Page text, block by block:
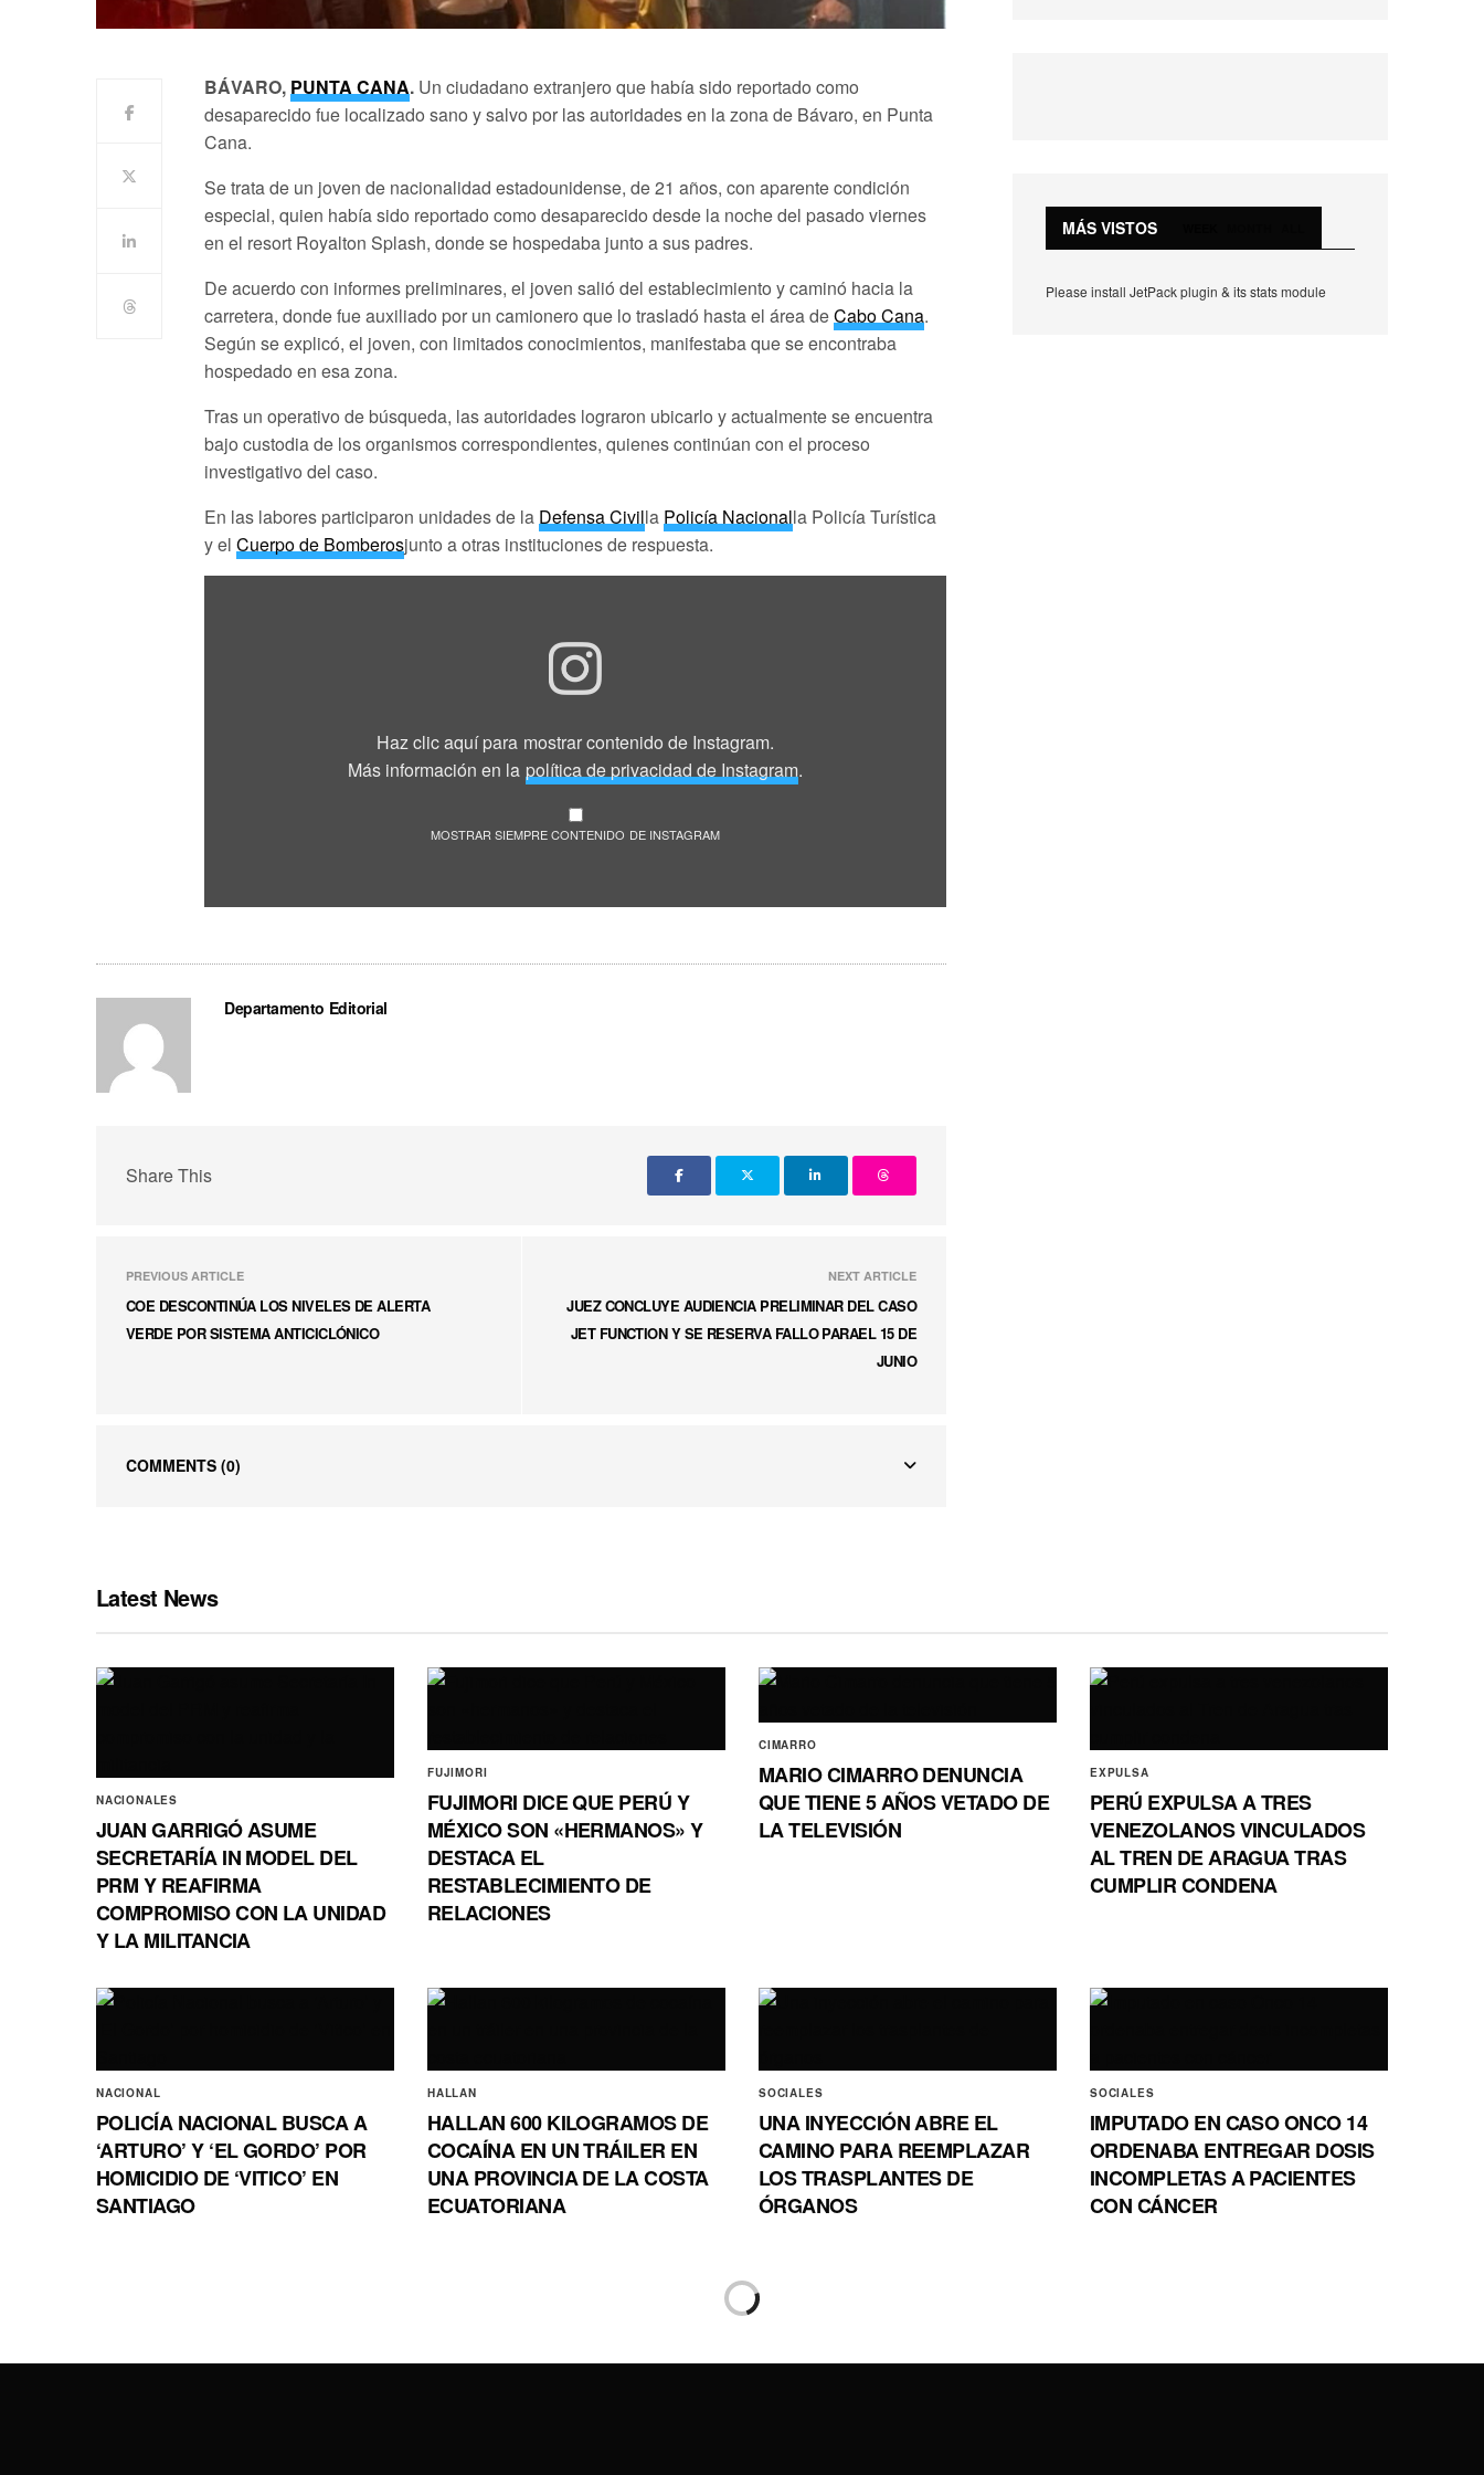
BÁVARO, PUNTA CANA. Un ciudadano extranjero que había sido reportado como
desaparecido fue localizado sano y salvo por las autoridades en la zona de Bávaro, en Punta
Cana.
Se trata de un joven de nacionalidad estadounidense, de 21 años, con aparente condición
especial, quien había sido reportado como desaparecido desde la noche del pasado viernes
en el resort Royalton Splash, donde se hospedaba junto a sus padres.
De acuerdo con informes preliminares, el joven salió del establecimiento y caminó hacia la
carretera, donde fue auxiliado por un camionero que lo trasladó hasta el área deCabo Cana.
Según se explicó, el joven, con limitados conocimientos, manifestaba que se encontraba
hospedado en esa zona.
Tras un operativo de búsqueda, las autoridades lograron ubicarlo y actualmente se encuentra
bajo custodia de los organismos correspondientes, quienes continúan con el proceso
investigativo del caso.
En las labores participaron unidades de la Defensa Civilla Policía Nacionalla Policía Turística
y elCuerpo de Bomberosjunto a otras instituciones de respuesta.
Haz clic aquí para mostrar contenido de Instagram.
Más información en la política de privacidad de Instagram.
MOSTRAR SIEMPRE CONTENIDO DE INSTAGRAM
Departamento Editorial
Share This
PREVIOUS ARTICLE
COE DESCONTINÚA LOS NIVELES DE ALERTA
VERDE POR SISTEMA ANTICICLÓNICO
NEXT ARTICLE
JUEZ CONCLUYE AUDIENCIA PRELIMINAR DEL CASO
JET FUNCTION Y SE RESERVA FALLO PARAEL 15 DE
JUNIO
COMMENTS (0)
MÁS VISTOS
Please install JetPack plugin & its stats module
Latest News
NACIONALES
JUAN GARRIGÓ ASUME
SECRETARÍA IN MODEL DEL
PRM Y REAFIRMA
COMPROMISO CON LA UNIDAD
Y LA MILITANCIA
FUJIMORI
FUJIMORI DICE QUE PERÚ Y
MÉXICO SON «HERMANOS» Y
DESTACA EL
RESTABLECIMIENTO DE
RELACIONES
CIMARRO
MARIO CIMARRO DENUNCIA
QUE TIENE 5 AÑOS VETADO DE
LA TELEVISIÓN
EXPULSA
PERÚ EXPULSA A TRES
VENEZOLANOS VINCULADOS
AL TREN DE ARAGUA TRAS
CUMPLIR CONDENA
NACIONAL
POLICÍA NACIONAL BUSCA A
‘ARTURO’ Y ‘EL GORDO’ POR
HOMICIDIO DE ‘VITICO’ EN
SANTIAGO
HALLAN
HALLAN 600 KILOGRAMOS DE
COCAÍNA EN UN TRÁILER EN
UNA PROVINCIA DE LA COSTA
ECUATORIANA
SOCIALES
UNA INYECCIÓN ABRE EL
CAMINO PARA REEMPLAZAR
LOS TRASPLANTES DE
ÓRGANOS
SOCIALES
IMPUTADO EN CASO ONCO 14
ORDENABA ENTREGAR DOSIS
INCOMPLETAS A PACIENTES
CON CÁNCER